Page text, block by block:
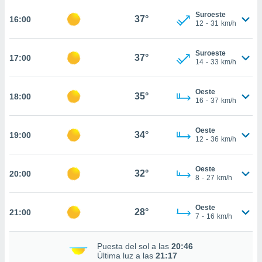
que
sean
para
ni para
no
web a
16:00 37°
Suroeste
12 - 31 km/h
17:00 37°
Suroeste
14 - 33 km/h
18:00 35°
Oeste
16 - 37 km/h
19:00 34°
Oeste
12 - 36 km/h
20:00 32°
Oeste
8 - 27 km/h
21:00 28°
Oeste
7 - 16 km/h
Puesta del sol a las 20:46
Última luz a las 21:17